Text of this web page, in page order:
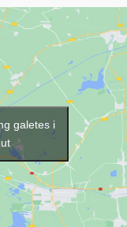
galetes i